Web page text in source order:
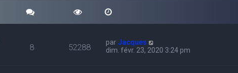
8 52288 par Jacques
dim. févr. 23, 2020 3:24 pm